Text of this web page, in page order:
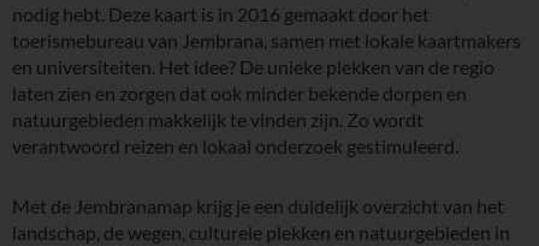
nodig hebt. Deze kaart is in 2016 gemaakt door het
toerismebureau van Jembrana, samen met lokale kaartmakers
en universiteiten. Het idee? De unieke plekken van de regio
laten zien en zorgen dat ook minder bekende dorpen en
natuurgebieden makkelijk te vinden zijn. Zo wordt
verantwoord reizen en lokaal onderzoek gestimuleerd.
Met de Jembranamap krijg je een duidelijk overzicht van het
landschap, de wegen, culturele plekken en natuurgebieden in